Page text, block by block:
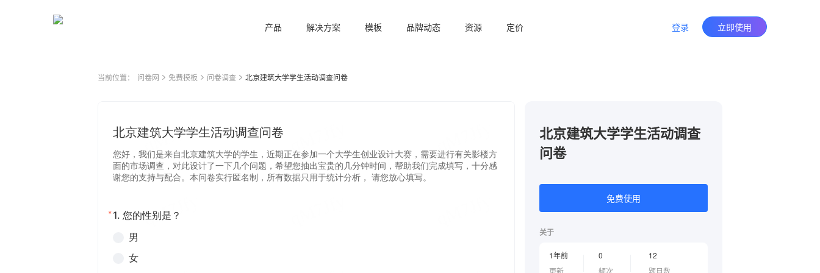
产品 解决方案 模板 品牌动态 资源 定价 登录 立即使用
当前位置： 问卷网 免费模板 问卷调查 北京建筑大学学生活动调查问卷
北京建筑大学学生活动调查
问卷
免费使用
关于
1年前
更新
0
频次
12
题目数